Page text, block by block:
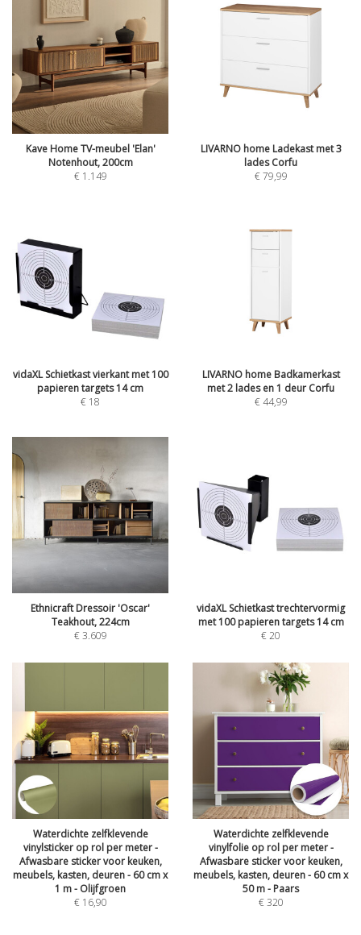
Kave Home TV-meubel 'Elan'
Notenhout, 200cm
€ 1.149
LIVARNO home Ladekast met 3
lades Corfu
€79,99
vidaXL Schietkast vierkant met 100
papieren targets 14 cm
€ 18
LIVARNO home Badkamerkast
met 2 lades en 1 deur Corfu
€44,99
Ethnicraft Dressoir 'Oscar'
Teakhout, 224cm
€3.609
vidaXL Schietkast trechtervormig
met 100 papieren targets 14 cm
€20
Waterdichte zelfklevende
vinylsticker op rol per meter -
Afwasbare sticker voor keuken,
meubels, kasten, deuren - 60 cm x
1 m - Olijfgroen
€ 16,90
Waterdichte zelfklevende
vinylfolie op rol per meter -
Afwasbare sticker voor keuken,
meubels, kasten, deuren - 60 cm x
50 m - Paars
€320